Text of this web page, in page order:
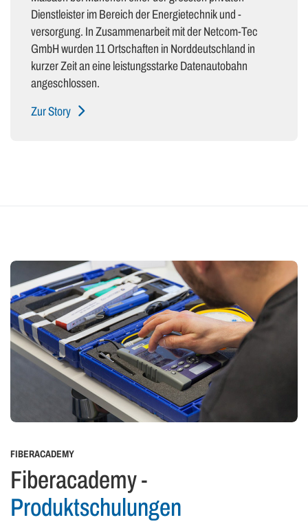
Dienstleister im Bereich der Energietechnik und -
versorgung. In Zusammenarbeit mit der Netcom-Tec
GmbH wurden 11 Ortschaften in Norddeutschland in
kurzer Zeit an eine leistungsstarke Datenautobahn
angeschlossen.
Zur Story
FIBERACADEMY
Fiberacademy -
Produktschulungen